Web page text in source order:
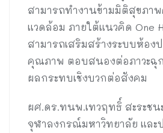
สามารถทำงานข้ามมิติสุขภา
แวดล้อม ภายใต้แนวคิด One
สามารถเสริมสร้างระบบห้อ
คุณภาพ ตอบสนองต่อภาวะฉุก
ผลกระทบเชิงบวกต่อสังคม
ผศ.ดร.ทนพ.เทวฤทธิ์ สะระชน
จุฬาลงกรณ์มหาวิทยาลัย และ